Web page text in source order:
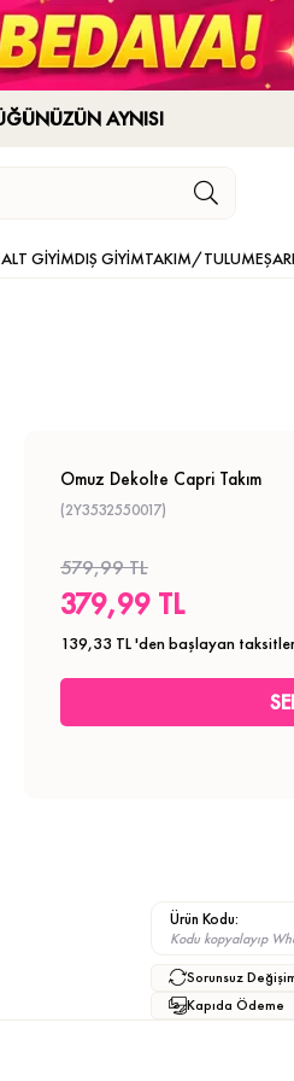
AYNISI
ALT GİYİMDIŞ GİYİMTAKIM/TULUM
Omuz Dekolte Capri Takım
(2Y3532550017)
579,99 TL
379,99 TL
139,33 TL'den başlayan
Ürün Kodu:
Kodu kopyalayıp
Sorunsuz
Kapıda Ödeme